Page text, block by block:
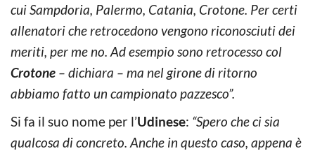
cui Sampdoria, Palermo, Catania, Crotone. Per certi
allenatori che retrocedono vengono riconosciuti dei
meriti, per me no. Ad esempio sono retrocesso col
Crotone – dichiara – ma nel girone di ritorno
abbiamo fatto un campionato pazzesco”.
Si fa il suo nome per l’Udinese: “Spero che ci sia
qualcosa di concreto. Anche in questo caso, appena è